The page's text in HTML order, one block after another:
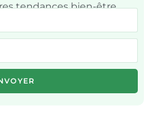
tendances bien-être.